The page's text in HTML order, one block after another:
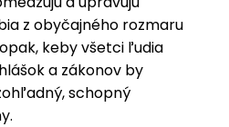
z obyčajného rozmaru
keby všetci ľudia
a zákonov by
schopný